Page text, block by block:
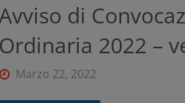
di
Ordinaria 2022 –
Marzo 22, 2022
COOKIES